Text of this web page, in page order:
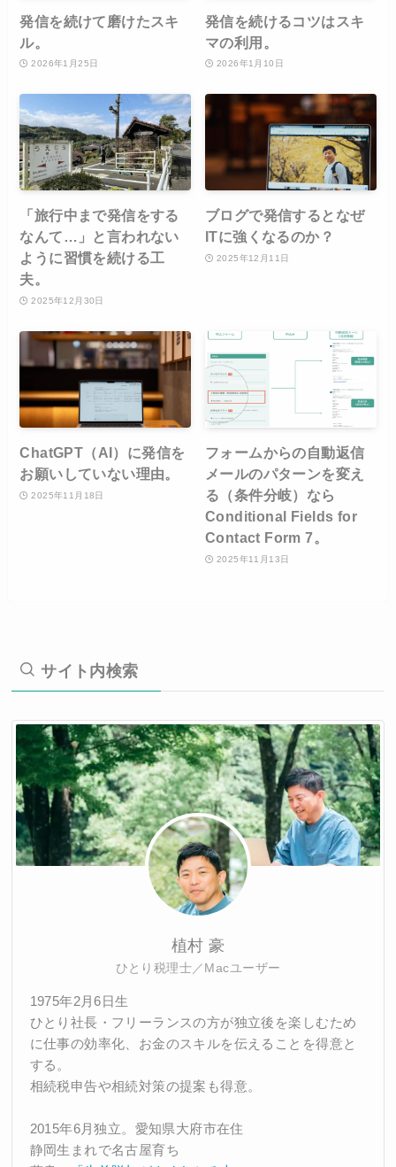
発信を続けて磨けたスキ
ル。
2026年1月25日
発信を続けるコツはスキ
マの利用。
2026年1月10日
「旅行中まで発信をする
なんて…」と言われない
ように習慣を続ける工
夫。
2025年12月30日
ブログで発信するとなぜ
ITに強くなるのか？
2025年12月11日
ChatGPT（AI）に発信を
お願いしていない理由。
2025年11月18日
フォームからの自動返信
メールのパターンを変え
る（条件分岐）なら
Conditional Fields for
Contact Form 7。
2025年11月13日
サイト内検索
植村 豪
ひとり税理士／Macユーザー
1975年2月6日生
ひとり社長・フリーランスの方が独立後を楽しむため
に仕事の効率化、お金のスキルを伝えることを得意と
する。
相続税申告や相続対策の提案も得意。
2015年6月独立。愛知県大府市在住
静岡生まれで名古屋育ち